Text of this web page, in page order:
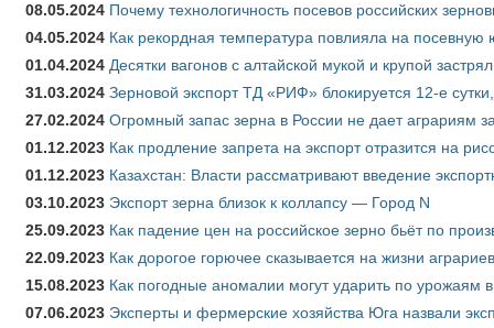
08.05.2024 Почему технологичность посевов российских
04.05.2024 Как рекордная температура повлияла на
01.04.2024 Десятки вагонов с алтайской мукой и крупой
31.03.2024 Зерновой экспорт ТД «РИФ» блокируется 12-е
27.02.2024 Огромный запас зерна в России не дает аграриям
01.12.2023 Как продление запрета на экспорт отразится на
01.12.2023 Казахстан: Власти рассматривают введение
03.10.2023 Экспорт зерна близок к коллапсу — Город N
25.09.2023 Как падение цен на российское зерно бьёт по
22.09.2023 Как дорогое горючее сказывается на жизни аграриев
15.08.2023 Как погодные аномалии могут ударить по урожаям
07.06.2023 Эксперты и фермерские хозяйства Юга назвали